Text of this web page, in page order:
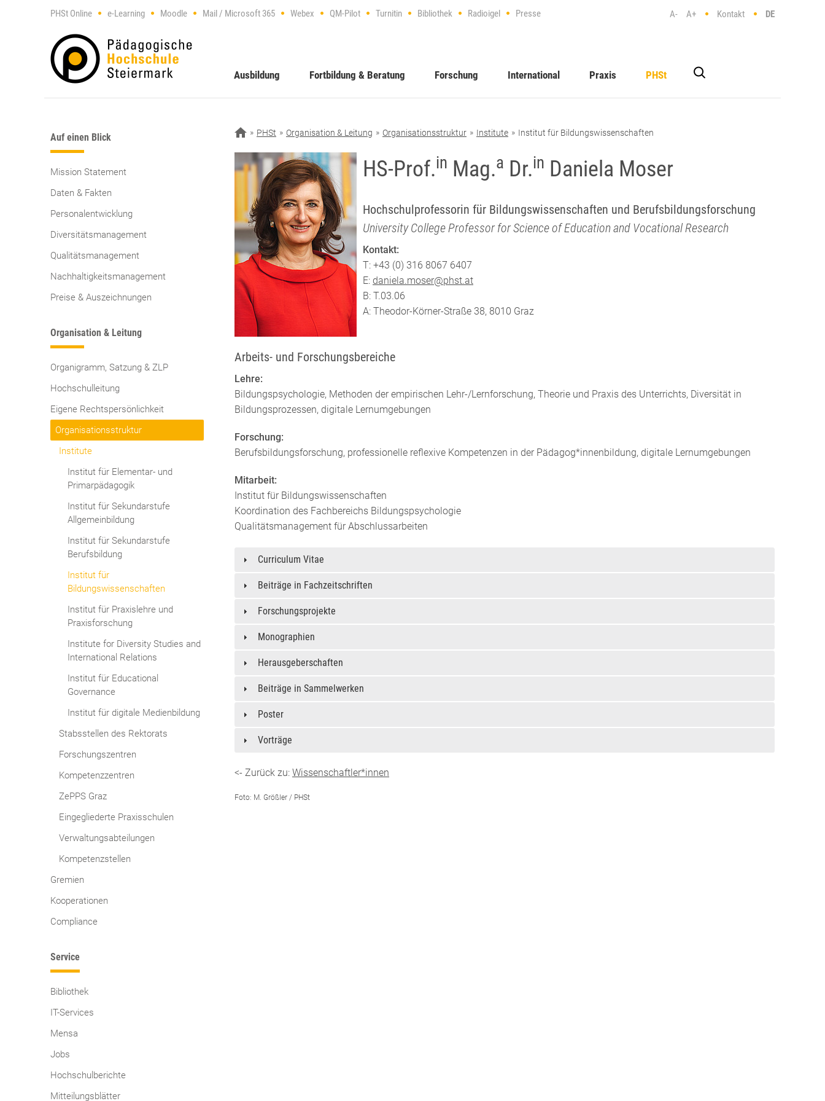
PHSt Online e-Learning Moodle Mail / Microsoft 365 Webex QM-Pilot Turnitin Bibliothek Radioigel Presse A- A+ Kontakt DE
Ausbildung Fortbildung & Beratung Forschung International Praxis PHSt
Auf einen Blick
Mission Statement
Daten & Fakten
Personalentwicklung
Diversitätsmanagement
Qualitätsmanagement
Nachhaltigkeitsmanagement
Preise & Auszeichnungen
Organisation & Leitung
Organigramm, Satzung & ZLP
Hochschulleitung
Eigene Rechtspersönlichkeit
Organisationsstruktur
Institute
Institut für Elementar- und
Primarpädagogik
Institut für Sekundarstufe
Allgemeinbildung
Institut für Sekundarstufe
Berufsbildung
Institut für
Bildungswissenschaften
Institut für Praxislehre und
Praxisforschung
Institute for Diversity Studies and
International Relations
Institut für Educational
Governance
Institut für digitale Medienbildung
Stabsstellen des Rektorats
Forschungszentren
Kompetenzzentren
ZePPS Graz
Eingegliederte Praxisschulen
Verwaltungsabteilungen
Kompetenzstellen
Gremien
Kooperationen
Compliance
Service
Bibliothek
IT-Services
Mensa
Jobs
Hochschulberichte
Mitteilungsblätter
PHSt Organisation & Leitung Organisationsstruktur Institute Institut für Bildungswissenschaften
HS-Prof.in Mag.a Dr.in Daniela Moser
Hochschulprofessorin für Bildungswissenschaften und Berufsbildungsforschung
University College Professor for Science of Education and Vocational Research
Kontakt:
T: +43 (0) 316 8067 6407
E: daniela.moser@phst.at
B: T.03.06
A: Theodor-Körner-Straße 38, 8010 Graz
Arbeits- und Forschungsbereiche
Lehre:
Bildungspsychologie, Methoden der empirischen Lehr-/Lernforschung, Theorie und Praxis des Unterrichts, Diversität in
Bildungsprozessen, digitale Lernumgebungen
Forschung:
Berufsbildungsforschung, professionelle reflexive Kompetenzen in der Pädagog*innenbildung, digitale Lernumgebungen
Mitarbeit:
Institut für Bildungswissenschaften
Koordination des Fachbereichs Bildungspsychologie
Qualitätsmanagement für Abschlussarbeiten
Curriculum Vitae
Beiträge in Fachzeitschriften
Forschungsprojekte
Monographien
Herausgeberschaften
Beiträge in Sammelwerken
Poster
Vorträge
<- Zurück zu: Wissenschaftler*innen
Foto: M. Größler / PHSt